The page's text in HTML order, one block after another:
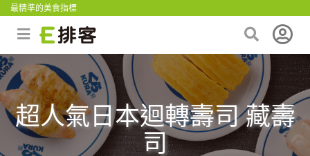
最精準的美食指標
超人氣日本迴轉壽司 藏壽
司